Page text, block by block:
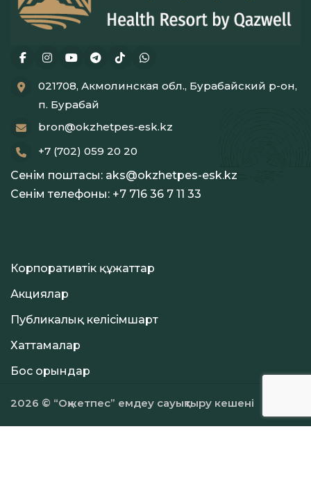
021708, Акмолинская обл., Бурабайский р-он,
п. Бурабай
bron@okzhetpes-esk.kz
+7 (702) 059 20 20
Сенім поштасы: aks@okzhetpes-esk.kz
Сенім телефоны: +7 716 36 7 11 33
Корпоративтік құжаттар
Акциялар
Публикалық келісімшарт
Хаттамалар
Бос орындар
2026 © “Оқжетпес” емдеу сауықтыру кешені